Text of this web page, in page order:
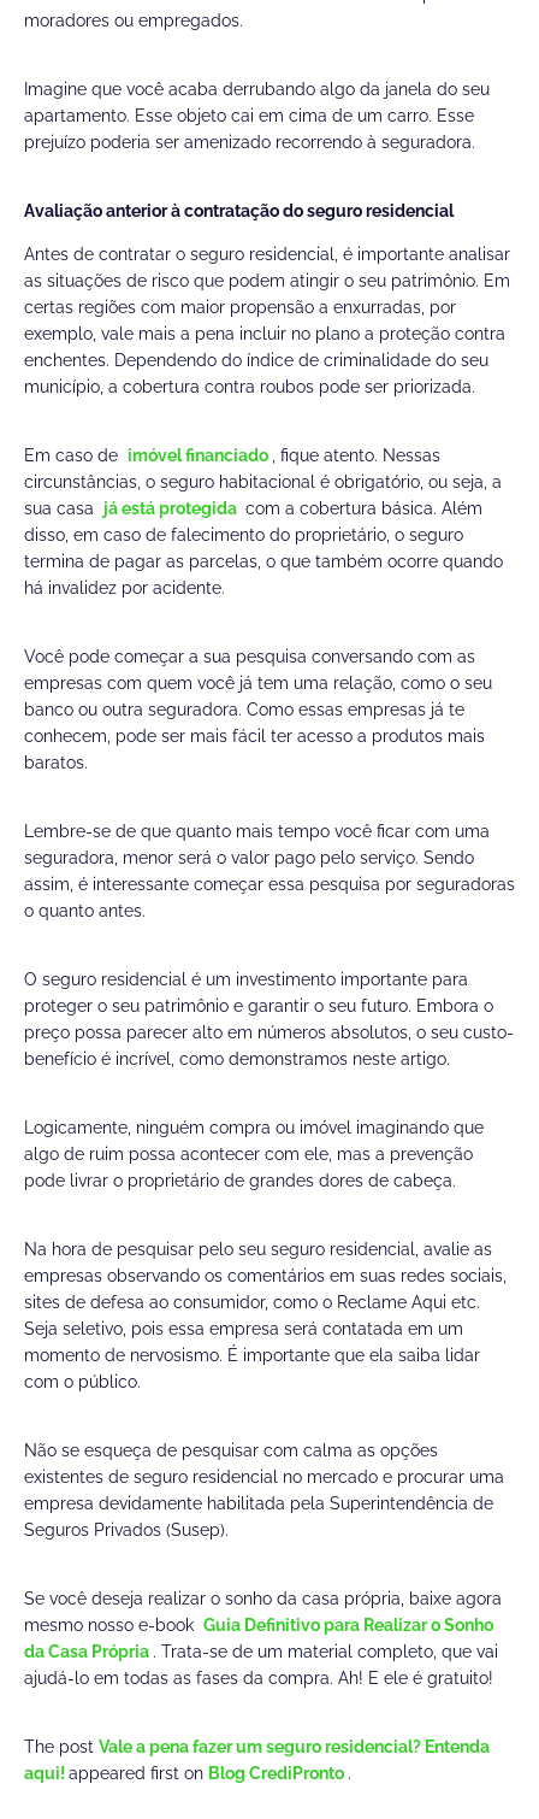
moradores ou empregados.
Imagine que você acaba derrubando algo da janela do seu
apartamento. Esse objeto cai em cima de um carro. Esse
prejuízo poderia ser amenizado recorrendo à seguradora.
Avaliação anterior à contratação do seguro residencial
Antes de contratar o seguro residencial, é importante analisar
as situações de risco que podem atingir o seu patrimônio. Em
certas regiões com maior propensão a enxurradas, por
exemplo, vale mais a pena incluir no plano a proteção contra
enchentes. Dependendo do índice de criminalidade do seu
município, a cobertura contra roubos pode ser priorizada.
Em caso de imóvel financiado
, fique atento. Nessas
circunstâncias, o seguro habitacional é obrigatório, ou seja, a
sua casa já está protegida com a cobertura básica. Além
disso, em caso de falecimento do proprietário, o seguro
termina de pagar as parcelas, o que também ocorre quando
há invalidez por acidente.
Você pode começar a sua pesquisa conversando com as
empresas com quem você já tem uma relação, como o seu
banco ou outra seguradora. Como essas empresas já te
conhecem, pode ser mais fácil ter acesso a produtos mais
baratos.
Lembre-se de que quanto mais tempo você ficar com uma
seguradora, menor será o valor pago pelo serviço. Sendo
assim, é interessante começar essa pesquisa por seguradoras
o quanto antes.
O seguro residencial é um investimento importante para
proteger o seu patrimônio e garantir o seu futuro. Embora o
preço possa parecer alto em números absolutos, o seu custo-
benefício é incrível, como demonstramos neste artigo.
Logicamente, ninguém compra ou imóvel imaginando que
algo de ruim possa acontecer com ele, mas a prevenção
pode livrar o proprietário de grandes dores de cabeça.
Na hora de pesquisar pelo seu seguro residencial, avalie as
empresas observando os comentários em suas redes sociais,
sites de defesa ao consumidor, como o Reclame Aqui etc.
Seja seletivo, pois essa empresa será contatada em um
momento de nervosismo. É importante que ela saiba lidar
com o público.
Não se esqueça de pesquisar com calma as opções
existentes de seguro residencial no mercado e procurar uma
empresa devidamente habilitada pela Superintendência de
Seguros Privados (Susep).
Se você deseja realizar o sonho da casa própria, baixe agora
mesmo nosso e-book Guia Definitivo para Realizar o Sonho
da Casa Própria . Trata-se de um material completo, que vai
ajudá-lo em todas as fases da compra. Ah! E ele é gratuito!
The post Vale a pena fazer um seguro residencial? Entenda
aqui! appeared first on Blog CrediPronto .